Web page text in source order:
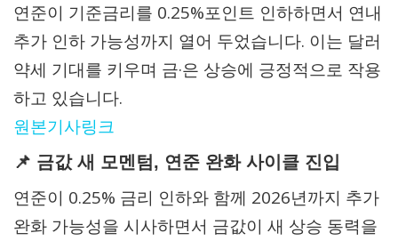
연준이 기준금리를 0.25%포인트 인하하면서 연내
추가 인하 가능성까지 열어 두었습니다. 이는 달러
약세 기대를 키우며 금·은 상승에 긍정적으로 작용
하고 있습니다.
원본기사링크
📌 금값 새 모멘텀, 연준 완화 사이클 진입
연준이 0.25% 금리 인하와 함께 2026년까지 추가
완화 가능성을 시사하면서 금값이 새 상승 동력을